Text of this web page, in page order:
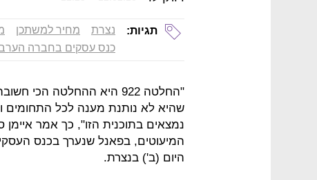
תגיות: נצרת מחיר למשתכן
כנס עסקים בחברה
"החלטה 922 היא ההחלטה
שהיא לא נותנת מענה לכל התחומים
נמצאים בתוכנית הזו", כך אמר
המיעוטים, בפאנל שנערך בכנס
היום (ב') בנצרת.